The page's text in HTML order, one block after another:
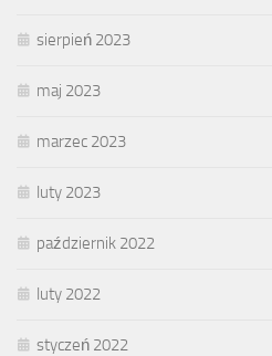
sierpień 2023
maj 2023
marzec 2023
luty 2023
październik 2022
luty 2022
styczeń 2022